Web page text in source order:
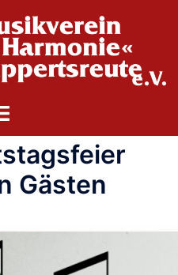
Gästen